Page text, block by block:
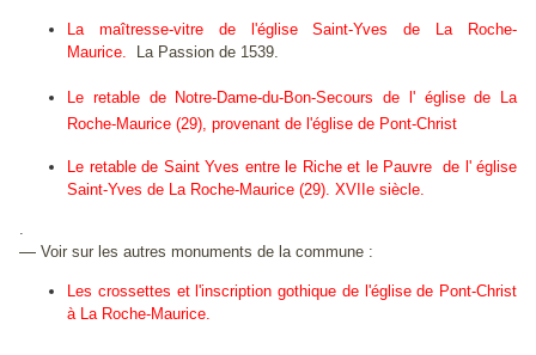
La maîtresse-vitre de l'église Saint-Yves de La Roche-
Maurice.
La Passion de 1539.
Le retable de Notre-Dame-du-Bon-Secours de l' église de La
Roche-Maurice (29), provenant de l'église de Pont-Christ
Le retable de Saint Yves entre le Riche et le Pauvre de l' église
Saint-Yves de La Roche-Maurice (29). XVIIe siècle.
— Voir sur les autres monuments de la commune :
Les crossettes et l'inscription gothique de l'église de Pont-Christ
à La Roche-Maurice.